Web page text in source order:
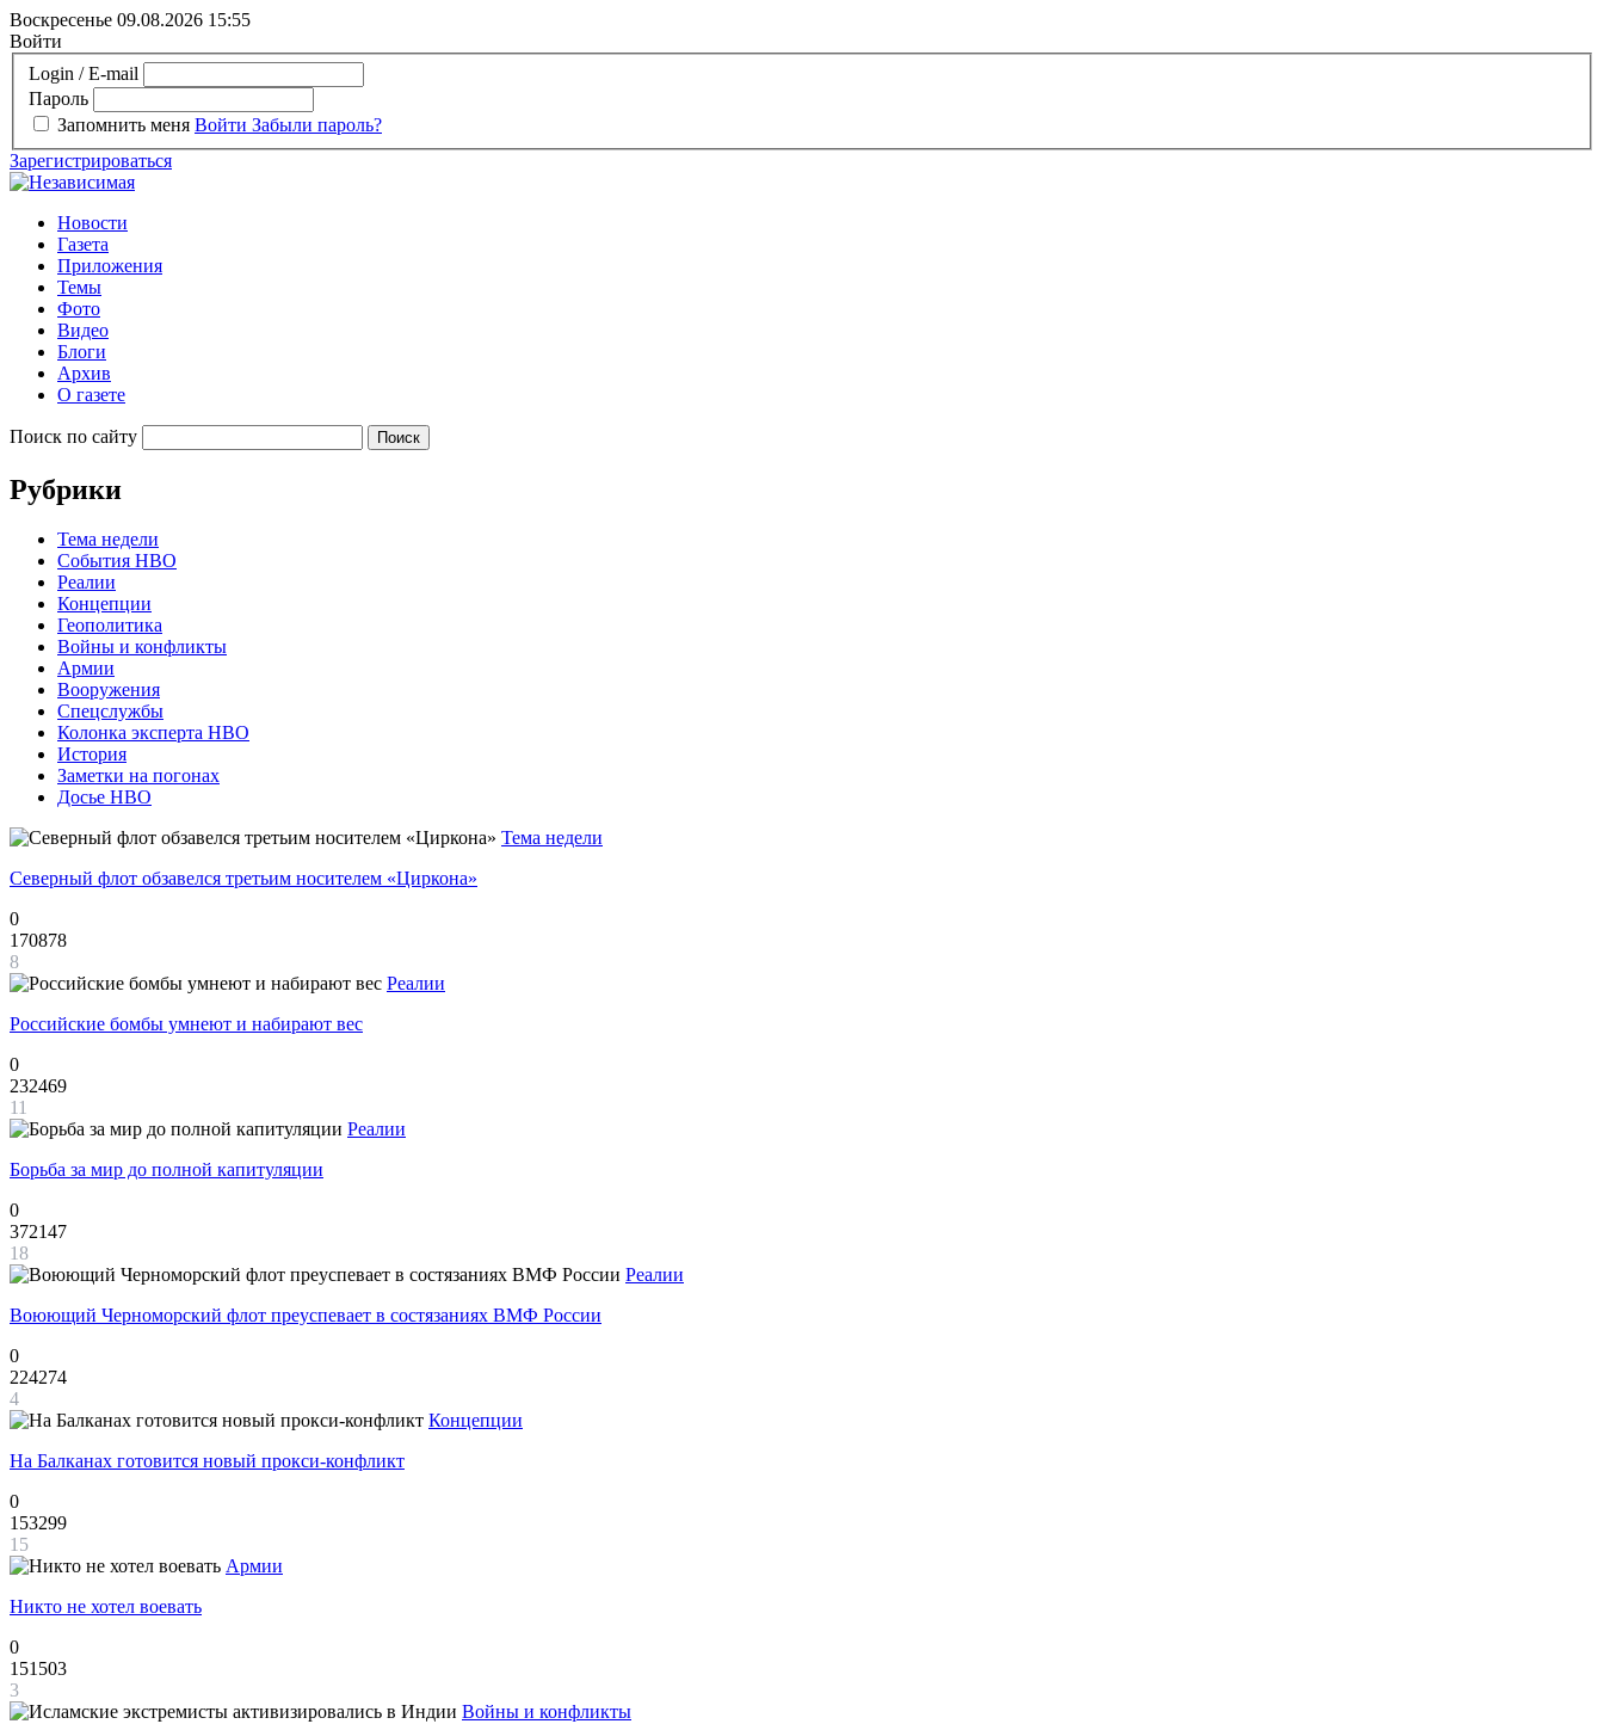
Воскресенье 09.08.2026 15:55
Войти
Login / E-mail
Пароль
Запомнить меня Войти Забыли пароль?
Зарегистрироваться
Новости
Газета
Приложения
Темы
Фото
Видео
Блоги
Архив
О газете
Поиск по сайту
Рубрики
Тема недели
События НВО
Реалии
Концепции
Геополитика
Войны и конфликты
Армии
Вооружения
Спецслужбы
Колонка эксперта НВО
История
Заметки на погонах
Досье НВО
Тема недели
Северный флот обзавелся третьим носителем «Циркона»
0
170878
8
Реалии
Российские бомбы умнеют и набирают вес
0
232469
11
Реалии
Борьба за мир до полной капитуляции
0
372147
18
Реалии
Воюющий Черноморский флот преуспевает в состязаниях ВМФ России
0
224274
4
Концепции
На Балканах готовится новый прокси-конфликт
0
153299
15
Армии
Никто не хотел воевать
0
151503
3
Войны и конфликты